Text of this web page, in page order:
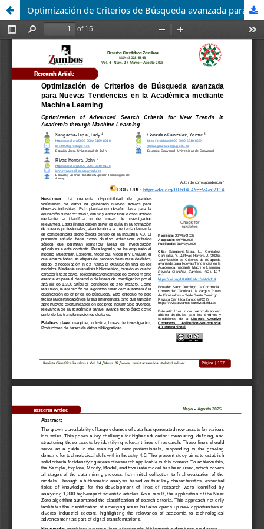
Optimización de Criterios de Búsqueda avanzada para Nuevas Tendencias en la Académica mediante Machine Learning